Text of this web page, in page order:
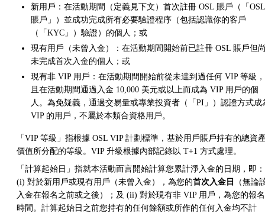
新用戶：在活動期間（定義見下文）首次註冊 OSL 賬戶（「OSL
賬戶」）並成功完成所有必要驗證程序（包括認識你的客戶
（「KYC」）驗證）的個人；或
現有用戶（未曾入金）：在活動期間開始前已註冊 OSL 賬戶但
未完成首次入金的個人；或
現有非 VIP 用戶：在活動期間開始前從未達到過任何 VIP 等級，
且在活動期間通過入金 10,000 美元或以上而成為 VIP 用戶的個
人。為免疑義，通過交易量或專業投資者（「PI」）認證方式成
VIP 的用戶，不屬於本類合資格用戶。
「VIP 等級」指根據 OSL VIP 計劃標準，基於用戶賬戶持有的總資
價值所分配的等級。VIP 升級根據內部記錄以 T+1 方式處理。
「計算起始日」指就本活動而言開始計算您累計淨入金的日期，即：
(i) 對於新用戶或現有用戶（未曾入金），為您的首次入金日
（無論
入金在報名之前或之後）；及 (ii) 對於現有非 VIP 用戶，為您的報名
時間。計算起始日之前您持有的任何餘額或所作的任何入金均不計